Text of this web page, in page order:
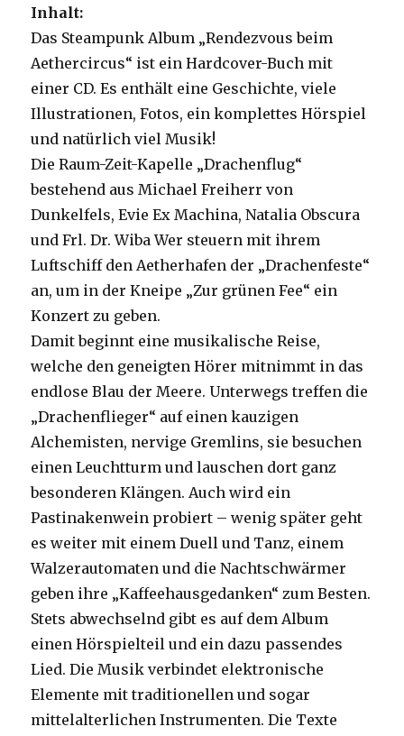
Inhalt:
Das Steampunk Album „Rendezvous beim
Aethercircus“ ist ein Hardcover-Buch mit
einer CD. Es enthält eine Geschichte, viele
Illustrationen, Fotos, ein komplettes Hörspiel
und natürlich viel Musik!
Die Raum-Zeit-Kapelle „Drachenflug“
bestehend aus Michael Freiherr von
Dunkelfels, Evie Ex Machina, Natalia Obscura
und Frl. Dr. Wiba Wer steuern mit ihrem
Luftschiff den Aetherhafen der „Drachenfeste“
an, um in der Kneipe „Zur grünen Fee“ ein
Konzert zu geben.
Damit beginnt eine musikalische Reise,
welche den geneigten Hörer mitnimmt in das
endlose Blau der Meere. Unterwegs treffen die
„Drachenflieger“ auf einen kauzigen
Alchemisten, nervige Gremlins, sie besuchen
einen Leuchtturm und lauschen dort ganz
besonderen Klängen. Auch wird ein
Pastinakenwein probiert – wenig später geht
es weiter mit einem Duell und Tanz, einem
Walzerautomaten und die Nachtschwärmer
geben ihre „Kaffeehausgedanken“ zum Besten.
Stets abwechselnd gibt es auf dem Album
einen Hörspielteil und ein dazu passendes
Lied. Die Musik verbindet elektronische
Elemente mit traditionellen und sogar
mittelalterlichen Instrumenten. Die Texte